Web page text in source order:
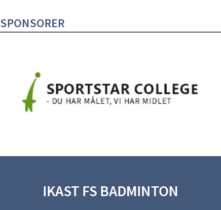
SPONSORER
IKAST FS BADMINTON